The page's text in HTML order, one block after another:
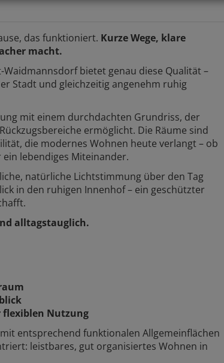
das funktioniert. Kurze Wege, klare
macht.
bietet genau diese Qualität –
Stadt und gleichzeitig angenehm ruhig
mit einem durchdachten Grundriss, der
ermöglicht. Die Räume sind
die modernes Wohnen heute verlangt – ob
lebendiges Miteinander.
natürliche Lichtstimmung über den Tag
in den ruhigen Innenhof – ein geschützter
alltagstauglich.
flexiblen Nutzung
entsprechend funktionalen Allgemeinflächen
leistbares, gut organisiertes Wohnen in